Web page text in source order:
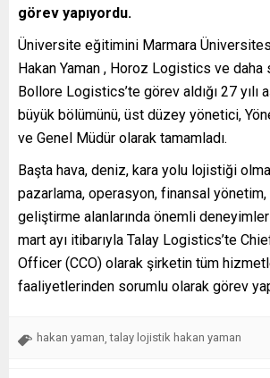
görev yapıyordu.
Üniversite eğitimini Marmara
Hakan Yaman , Horoz Logistics ve daha
Bollore Logistics’te görev aldığı 27 yılı
büyük bölümünü, üst düzey yönetici,
ve Genel Müdür olarak tamamladı.
Başta hava, deniz, kara yolu lojistiği
pazarlama, operasyon, finansal yönetim,
geliştirme alanlarında önemli
mart ayı itibarıyla Talay Logistics’te
Officer (CCO) olarak şirketin tüm
faaliyetlerinden sorumlu olarak görev
hakan yaman,talay lojistik hakan yaman